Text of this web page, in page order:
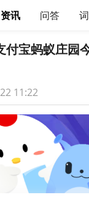
资讯 问答
付宝蚂蚁庄园
11:22